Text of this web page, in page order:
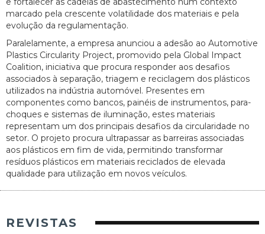
marcado pela crescente volatilidade dos materiais e pela
evolução da regulamentação.
Paralelamente, a empresa anunciou a adesão ao Automotive
Plastics Circularity Project, promovido pela Global Impact
Coalition, iniciativa que procura responder aos desafios
associados à separação, triagem e reciclagem dos plásticos
utilizados na indústria automóvel. Presentes em
componentes como bancos, painéis de instrumentos, para-
choques e sistemas de iluminação, estes materiais
representam um dos principais desafios da circularidade no
setor. O projeto procura ultrapassar as barreiras associadas
aos plásticos em fim de vida, permitindo transformar
resíduos plásticos em materiais reciclados de elevada
qualidade para utilização em novos veículos.
REVISTAS